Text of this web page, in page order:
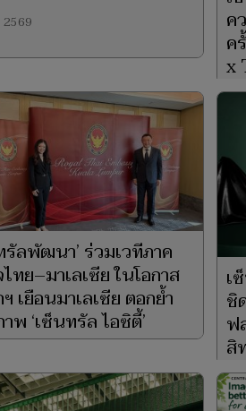
2569 ค
ค
x
27
ลพัฒนา’ ร่วมเวทีภาค
ทย–มาเลเซีย ในโอกาส
เยือนมาเลเซีย ตอกย้ำ
พ ‘เซ็นทรัล ไอซิตี้’
เ
ชิ
ฟ
สิ
10